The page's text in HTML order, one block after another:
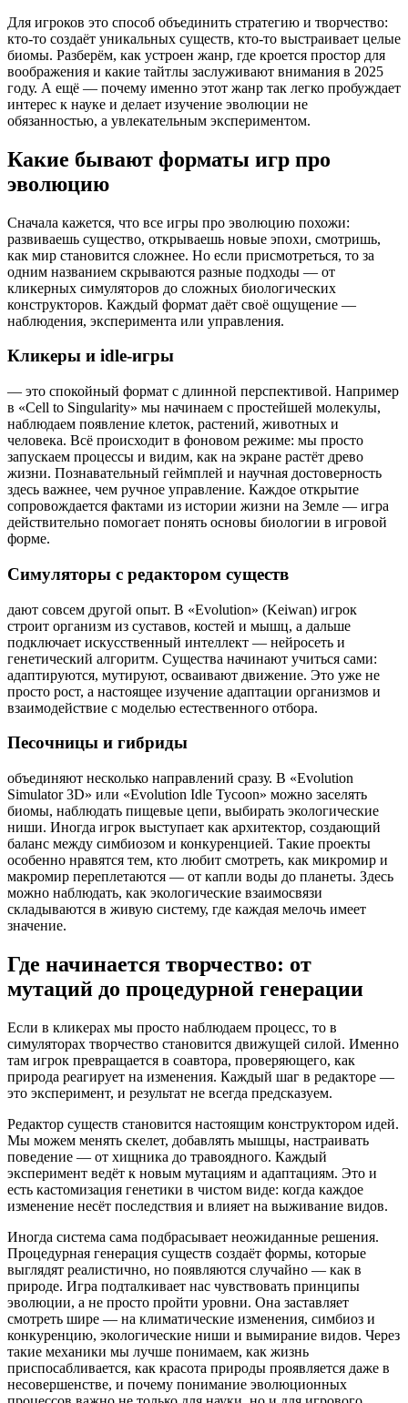
Для игроков это способ объединить стратегию и творчество:
кто-то создаёт уникальных существ, кто-то выстраивает целые
биомы. Разберём, как устроен жанр, где кроется простор для
воображения и какие тайтлы заслуживают внимания в 2025
году. А ещё — почему именно этот жанр так легко пробуждает
интерес к науке и делает изучение эволюции не
обязанностью, а увлекательным экспериментом.
Какие бывают форматы игр про
эволюцию
Сначала кажется, что все игры про эволюцию похожи:
развиваешь существо, открываешь новые эпохи, смотришь,
как мир становится сложнее. Но если присмотреться, то за
одним названием скрываются разные подходы — от
кликерных симуляторов до сложных биологических
конструкторов. Каждый формат даёт своё ощущение —
наблюдения, эксперимента или управления.
Кликеры и idle-игры
— это спокойный формат с длинной перспективой. Например
в «Cell to Singularity» мы начинаем с простейшей молекулы,
наблюдаем появление клеток, растений, животных и
человека. Всё происходит в фоновом режиме: мы просто
запускаем процессы и видим, как на экране растёт древо
жизни. Познавательный геймплей и научная достоверность
здесь важнее, чем ручное управление. Каждое открытие
сопровождается фактами из истории жизни на Земле — игра
действительно помогает понять основы биологии в игровой
форме.
Симуляторы с редактором существ
дают совсем другой опыт. В «Evolution» (Keiwan) игрок
строит организм из суставов, костей и мышц, а дальше
подключает искусственный интеллект — нейросеть и
генетический алгоритм. Существа начинают учиться сами:
адаптируются, мутируют, осваивают движение. Это уже не
просто рост, а настоящее изучение адаптации организмов и
взаимодействие с моделью естественного отбора.
Песочницы и гибриды
объединяют несколько направлений сразу. В «Evolution
Simulator 3D» или «Evolution Idle Tycoon» можно заселять
биомы, наблюдать пищевые цепи, выбирать экологические
ниши. Иногда игрок выступает как архитектор, создающий
баланс между симбиозом и конкуренцией. Такие проекты
особенно нравятся тем, кто любит смотреть, как микромир и
макромир переплетаются — от капли воды до планеты. Здесь
можно наблюдать, как экологические взаимосвязи
складываются в живую систему, где каждая мелочь имеет
значение.
Где начинается творчество: от
мутаций до процедурной генерации
Если в кликерах мы просто наблюдаем процесс, то в
симуляторах творчество становится движущей силой. Именно
там игрок превращается в соавтора, проверяющего, как
природа реагирует на изменения. Каждый шаг в редакторе —
это эксперимент, и результат не всегда предсказуем.
Редактор существ становится настоящим конструктором идей.
Мы можем менять скелет, добавлять мышцы, настраивать
поведение — от хищника до травоядного. Каждый
эксперимент ведёт к новым мутациям и адаптациям. Это и
есть кастомизация генетики в чистом виде: когда каждое
изменение несёт последствия и влияет на выживание видов.
Иногда система сама подбрасывает неожиданные решения.
Процедурная генерация существ создаёт формы, которые
выглядят реалистично, но появляются случайно — как в
природе. Игра подталкивает нас чувствовать принципы
эволюции, а не просто пройти уровни. Она заставляет
смотреть шире — на климатические изменения, симбиоз и
конкуренцию, экологические ниши и вымирание видов. Через
такие механики мы лучше понимаем, как жизнь
приспосабливается, как красота природы проявляется даже в
несовершенстве, и почему понимание эволюционных